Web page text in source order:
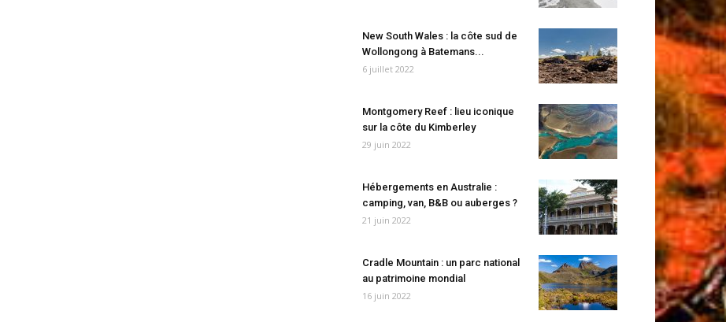
New South Wales : la côte sud de
Wollongong à Batemans...
6 juillet 2022
Montgomery Reef : lieu iconique
sur la côte du Kimberley
29 juin 2022
Hébergements en Australie :
camping, van, B&B ou auberges ?
21 juin 2022
Cradle Mountain : un parc national
au patrimoine mondial
16 juin 2022